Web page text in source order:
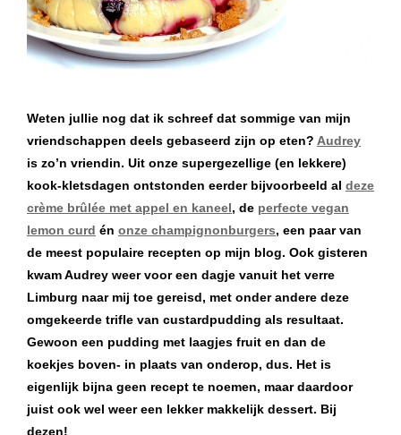
Weten jullie nog dat ik schreef dat sommige van mijn
vriendschappen deels gebaseerd zijn op eten? Audrey
is zo’n vriendin. Uit onze supergezellige (en lekkere)
kook-kletsdagen ontstonden eerder bijvoorbeeld al deze
crème brûlée met appel en kaneel, de perfecte vegan
lemon curd én onze champignonburgers, een paar van
de meest populaire recepten op mijn blog. Ook gisteren
kwam Audrey weer voor een dagje vanuit het verre
Limburg naar mij toe gereisd, met onder andere deze
omgekeerde trifle van custardpudding als resultaat.
Gewoon een pudding met laagjes fruit en dan de
koekjes boven- in plaats van onderop, dus. Het is
eigenlijk bijna geen recept te noemen, maar daardoor
juist ook wel weer een lekker makkelijk dessert. Bij
dezen!